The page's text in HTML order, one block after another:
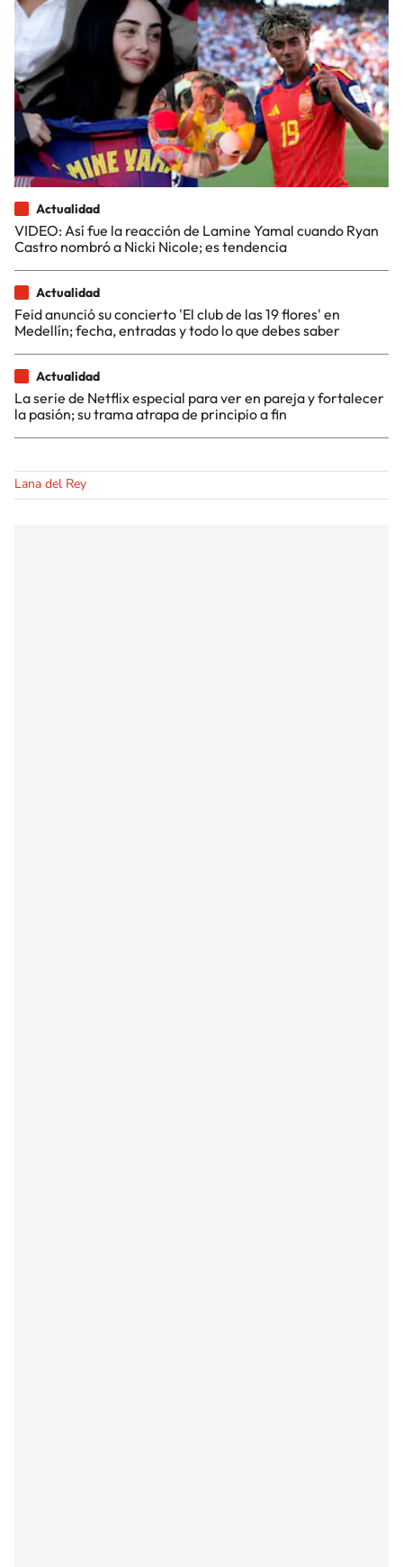
Actualidad
VIDEO: Así fue la reacción de Lamine Yamal cuando Ryan
Castro nombró a Nicki Nicole; es tendencia
Actualidad
Feid anunció su concierto 'El club de las 19 flores' en
Medellín; fecha, entradas y todo lo que debes saber
Actualidad
La serie de Netflix especial para ver en pareja y fortalecer
la pasión; su trama atrapa de principio a fin
Lana del Rey